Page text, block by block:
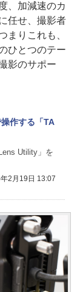
、加減速のカ
任せ、撮影者
まりこれも、
ひとつのテー
影のサポー
作する「TA
Utility」を
2月19日 13:07